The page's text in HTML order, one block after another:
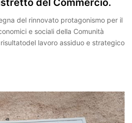
del Commercio.
del rinnovato protagonismo per il
e sociali della Comunità
lavoro assiduo e strategico